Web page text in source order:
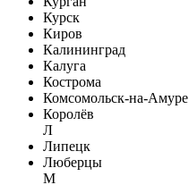
Курск
Киров
Калининград
Калуга
Кострома
Комсомольск-на-Амуре
Королёв
Л
Липецк
Люберцы
М